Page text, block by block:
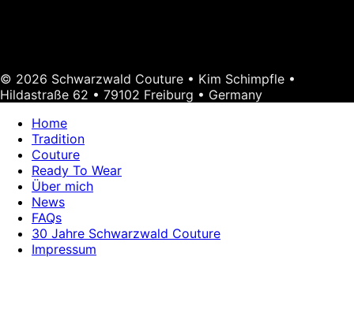
© 2026 Schwarzwald Couture • Kim Schimpfle •
Hildastraße 62 • 79102 Freiburg • Germany
Home
Tradition
Couture
Ready To Wear
Über mich
News
FAQs
30 Jahre Schwarzwald Couture
Impressum